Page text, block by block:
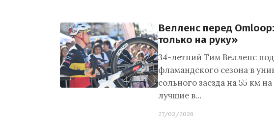
Велленс перед
только на руку»
34-летний Тим Велленс
фламандского сезона в
сольного заезда на 55 км
лучшие в…
27/02/2026